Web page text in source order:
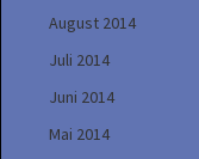
August 2014
Juli 2014
Juni 2014
Mai 2014